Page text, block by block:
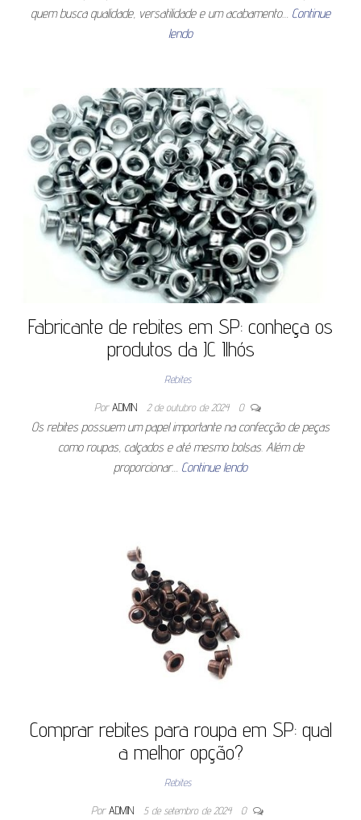
quem busca qualidade, versatilidade e um acabamento… Continue
lendo
Fabricante de rebites em SP: conheça os
produtos da JC Ilhós
Rebites
Por ADMIN 2 de outubro de 2024 0
Os rebites possuem um papel importante na confecção de peças
como roupas, calçados e até mesmo bolsas. Além de
proporcionar… Continue lendo
Comprar rebites para roupa em SP: qual
a melhor opção?
Rebites
Por ADMIN 5 de setembro de 2024 0